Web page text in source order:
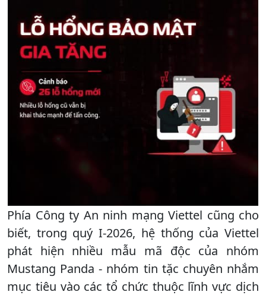
Phía Công ty An ninh mạng Viettel cũng cho
biết, trong quý I-2026, hệ thống của Viettel
phát hiện nhiều mẫu mã độc của nhóm
Mustang Panda - nhóm tin tặc chuyên nhắm
mục tiêu vào các tổ chức thuộc lĩnh vực dịch